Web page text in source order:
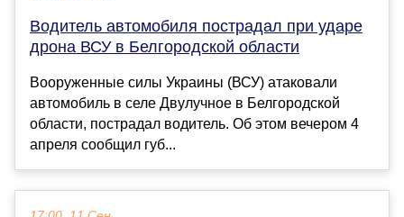
Водитель автомобиля пострадал при ударе
дрона ВСУ в Белгородской области
Вооруженные силы Украины (ВСУ) атаковали
автомобиль в селе Двулучное в Белгородской
области, пострадал водитель. Об этом вечером 4
апреля сообщил губ...